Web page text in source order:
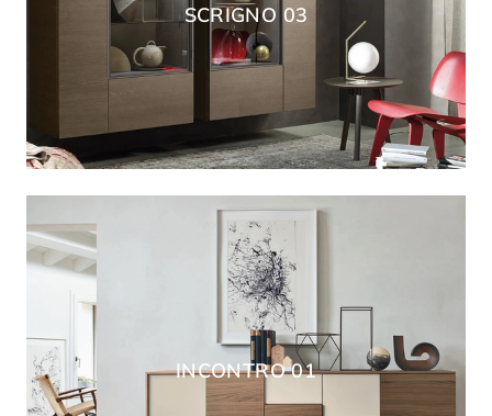
SCRIGNO 03
INCONTRO 01